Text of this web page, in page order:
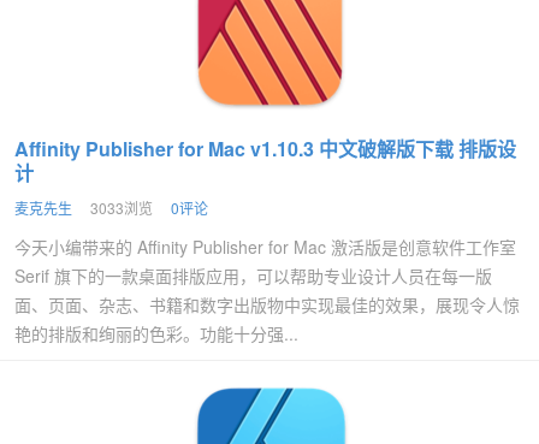
Affinity Publisher for Mac v1.10.3 中文破解版下载 排版设
计
麦克先生 3033浏览 0评论
今天小编带来的 Affinity Publisher for Mac 激活版是创意软件工作室
Serif 旗下的一款桌面排版应用，可以帮助专业设计人员在每一版
面、页面、杂志、书籍和数字出版物中实现最佳的效果，展现令人惊
艳的排版和绚丽的色彩。功能十分强...